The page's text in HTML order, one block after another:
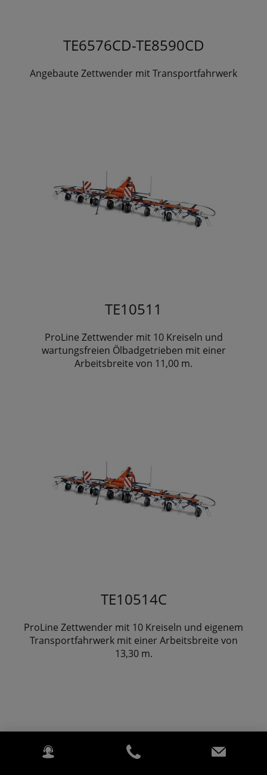
TE6576CD-TE8590CD
Angebaute Zettwender mit Transportfahrwerk
TE10511
ProLine Zettwender mit 10 Kreiseln und
wartungsfreien Ölbadgetrieben mit einer
Arbeitsbreite von 11,00 m.
TE10514C
ProLine Zettwender mit 10 Kreiseln und eigenem
Transportfahrwerk mit einer Arbeitsbreite von
13,30 m.